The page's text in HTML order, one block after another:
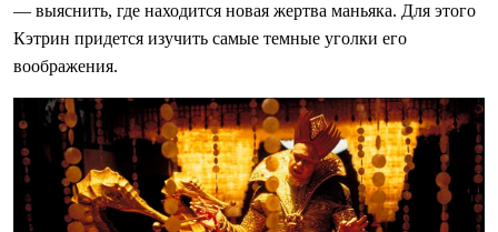
— выяснить, где находится новая жертва маньяка. Для этого
Кэтрин придется изучить самые темные уголки его
воображения.